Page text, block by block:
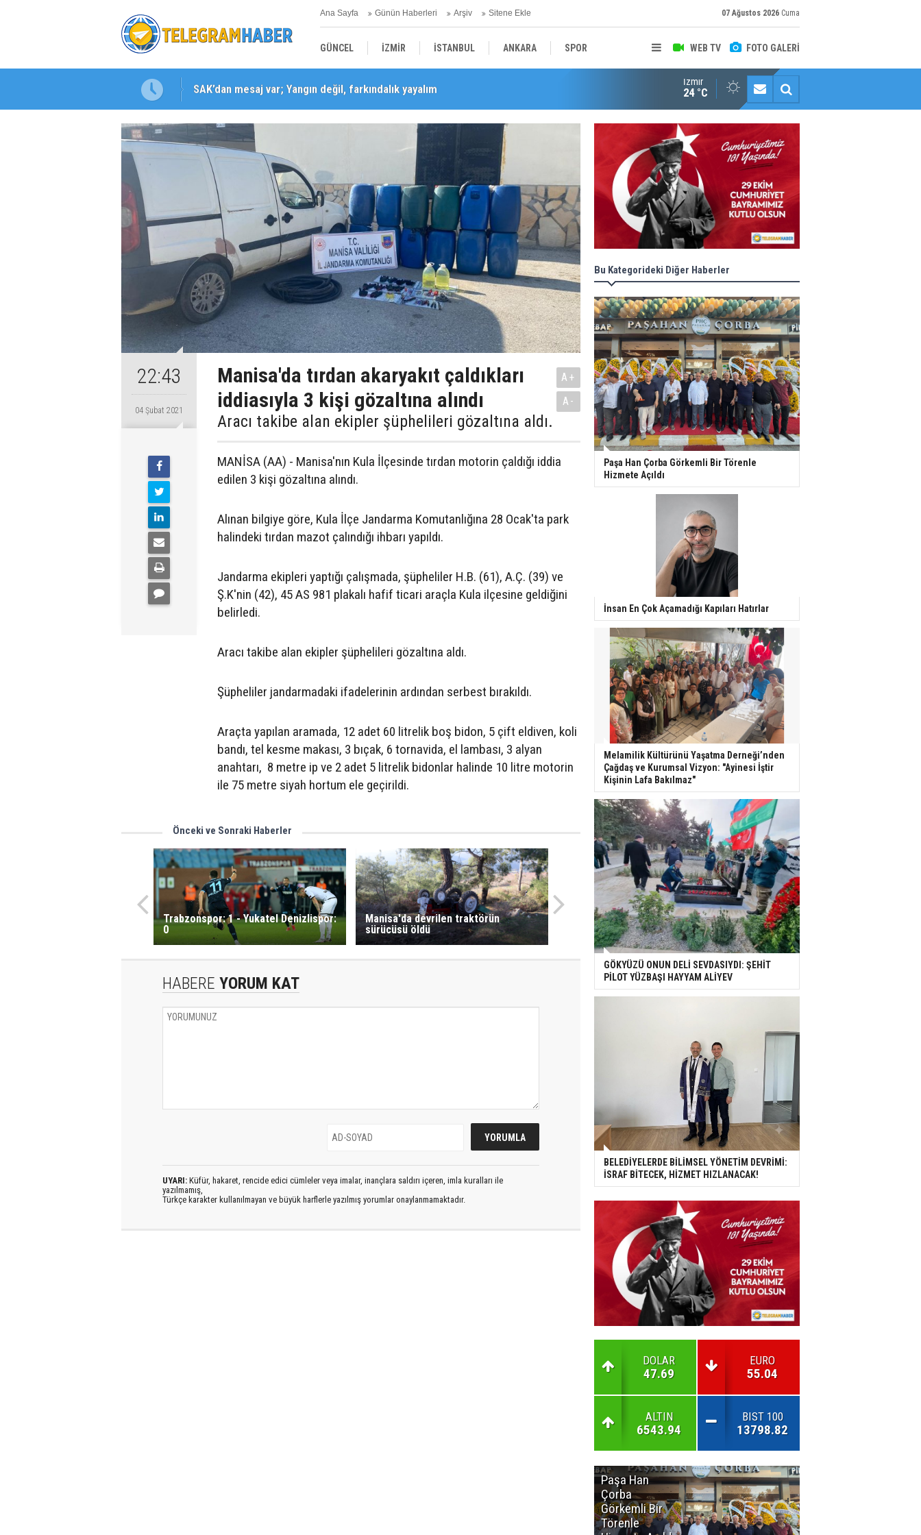
Ana Sayfa Günün Haberleri Arşiv Sitene Ekle 07 Ağustos 2026 Cuma
WEB TV FOTO GALERİ
GÜNCEL İZMİR İSTANBUL ANKARA SPOR
YEREL SAĞLIK
SAK’dan mesaj var; Yangın değil, farkındalık yayalım
Karabağlar ‘da Gazeteci Barış Selçuk saygıyla anıldı Konaklı kadınların okuma azmi örnek oldu
İzmir
24 °C
22:43
04 Şubat 2021
Manisa'da tırdan akaryakıt çaldıkları
iddiasıyla 3 kişi gözaltına alındı
Aracı takibe alan ekipler şüphelileri gözaltına aldı.
A+
A-
MANİSA (AA) - Manisa'nın Kula İlçesinde tırdan motorin çaldığı iddia
edilen 3 kişi gözaltına alındı.
Alınan bilgiye göre, Kula İlçe Jandarma Komutanlığına 28 Ocak'ta park
halindeki tırdan mazot çalındığı ihbarı yapıldı.
Jandarma ekipleri yaptığı çalışmada, şüpheliler H.B. (61), A.Ç. (39) ve
Ş.K'nin (42), 45 AS 981 plakalı hafif ticari araçla Kula ilçesine geldiğini
belirledi.
Aracı takibe alan ekipler şüphelileri gözaltına aldı.
Şüpheliler jandarmadaki ifadelerinin ardından serbest bırakıldı.
Araçta yapılan aramada, 12 adet 60 litrelik boş bidon, 5 çift eldiven, koli
bandı, tel kesme makası, 3 bıçak, 6 tornavida, el lambası, 3 alyan
anahtarı, 8 metre ip ve 2 adet 5 litrelik bidonlar halinde 10 litre motorin
ile 75 metre siyah hortum ele geçirildi.
Önceki ve Sonraki Haberler
Trabzonspor: 1 - Yukatel Denizlispor:
0
Manisa'da devrilen traktörün
sürücüsü öldü
HABERE YORUM KAT
UYARI: Küfür, hakaret, rencide edici cümleler veya imalar, inançlara saldırı içeren, imla kuralları ile
yazılmamış,
Türkçe karakter kullanılmayan ve büyük harflerle yazılmış yorumlar onaylanmamaktadır.
Bu Kategorideki Diğer Haberler
Paşa Han Çorba Görkemli Bir Törenle
Hizmete Açıldı
İnsan En Çok Açamadığı Kapıları Hatırlar
Melamilik Kültürünü Yaşatma Derneği’nden
Çağdaş ve Kurumsal Vizyon: "Ayinesi İştir
Kişinin Lafa Bakılmaz"
GÖKYÜZÜ ONUN DELİ SEVDASIYDI: ŞEHİT
PİLOT YÜZBAŞI HAYYAM ALİYEV
BELEDİYELERDE BİLİMSEL YÖNETİM DEVRİMİ:
İSRAF BİTECEK, HİZMET HIZLANACAK!
DOLAR
47.69
EURO
55.04
ALTIN
6543.94
BIST 100
13798.82
Paşa Han
Çorba
Görkemli Bir
Törenle